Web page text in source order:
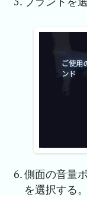
側面の音量
を選択する